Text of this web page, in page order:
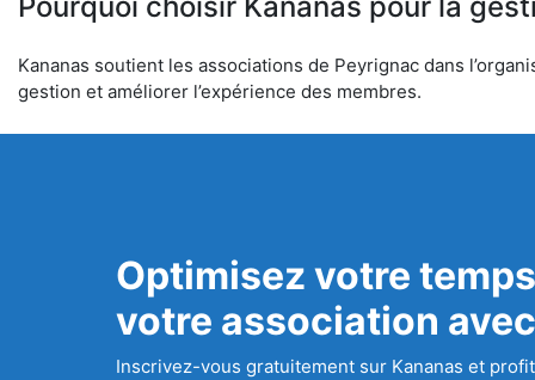
Kananas soutient les associations de Peyrignac dans
gestion et améliorer l’expérience des membres.
Optimisez votre
votre association
Inscrivez-vous gratuitement sur Kananas et